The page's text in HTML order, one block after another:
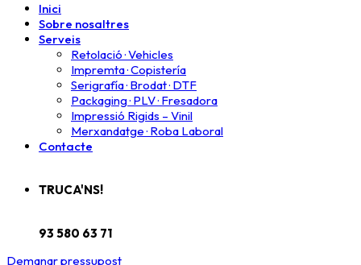
Inici
Sobre nosaltres
Serveis
Retolació · Vehicles
Impremta · Copistería​
Serigrafía · Brodat · DTF
Packaging · PLV · Fresadora
Impressió Rigids – Vinil
Merxandatge · Roba Laboral
Contacte
TRUCA'NS!
93 580 63 71
Demanar pressupost